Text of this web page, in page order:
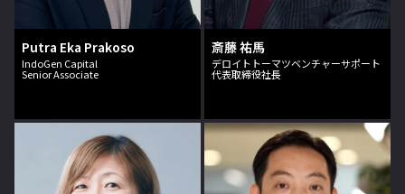
Putra Eka Prakoso
IndoGen Capital
Senior Associate
斎藤 祐馬
デロイトトーマツベンチャーサポート
代表取締役社長